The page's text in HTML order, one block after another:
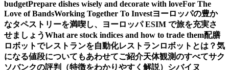
budgetPrepare dishes wisely and decorate with loveFor The
Love of BandsWorking Together To Investヨーロッパの豊か
なタペストリーを満喫し、ヨーロッパ ESIM で旅を充実さ
せましょうWhat are stock indices and how to trade them配膳
ロボットでレストランを自動化レストランロボットとは？気
になる値段についてもあわせてご紹介天体観測のすべてサク
ソバンクの評判（特徴をわかりやすく解説） シバイヌ